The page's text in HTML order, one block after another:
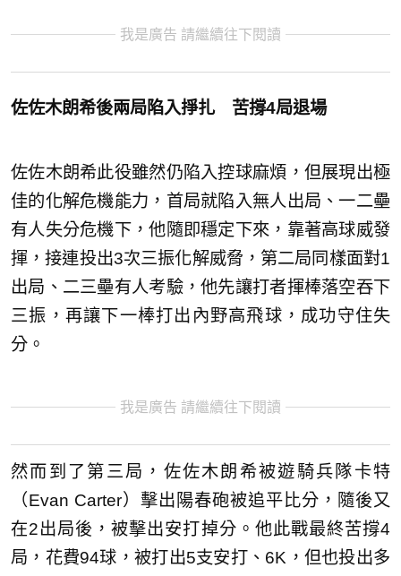
我是廣告 請繼續往下閱讀
佐佐木朗希後兩局陷入掙扎 苦撐4局退場
佐佐木朗希此役雖然仍陷入控球麻煩，但展現出極
佳的化解危機能力，首局就陷入無人出局、一二壘
有人失分危機下，他隨即穩定下來，靠著高球威發
揮，接連投出3次三振化解威脅，第二局同樣面對1
出局、二三壘有人考驗，他先讓打者揮棒落空吞下
三振，再讓下一棒打出內野高飛球，成功守住失
分。
我是廣告 請繼續往下閱讀
然而到了第三局，佐佐木朗希被遊騎兵隊卡特
（Evan Carter）擊出陽春砲被追平比分，隨後又
在2出局後，被擊出安打掉分。他此戰最終苦撐4
局，花費94球，被打出5支安打、6K，但也投出多